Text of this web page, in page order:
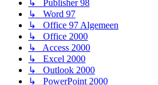
↳ Publisher 98
↳ Word 97
↳ Office 97 Algemeen
↳ Office 2000
↳ Access 2000
↳ Excel 2000
↳ Outlook 2000
↳ PowerPoint 2000